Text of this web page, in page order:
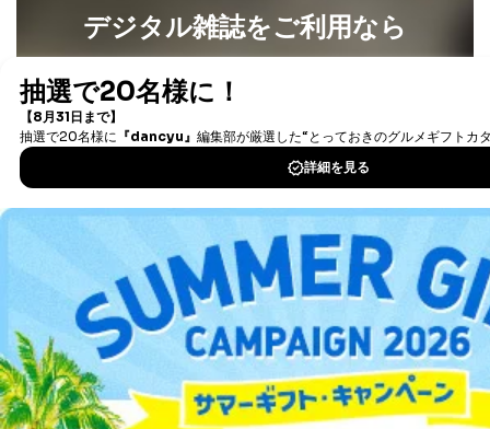
利用目的の通知を行なうことはできません。そのとき
は、本人に遅滞無くその旨を通知するとともに、理由を
①利用目的を本人に通知し、又は公表することによって
本人又は第三者の生命、身体、財産その他の権利利益を
害するおそれがある場合
②利用目的を本人に通知し、又は公表することによって
当該事業者の権利又は正当な利益を害するおそれがある
③国の機関又は地方公共団体が法令の定める事務を遂行
することに対して協力する必要がある場合であって、利
用目的を本人に通知し、又は公表することによって当該
事務の遂行に支障を及ぼすおそれがあるとき
④開示対象個人情報の利用目的が明らかな場合
開示対象個人情報については、保有個人データの本人ま
たはその代理人からの利用目的の通知、開示、変更等
（内容の訂正、追加または削除）、利用停止等（「利用
の停止または消去」「第三者への提供の停止」）の求め
デジタル雑誌をご利用なら
書籍）が無料で読み放題！
DOWNLOAD FOR IOS
DOWNLOAD FOR ANDROID
ご利用方法はこちら
総合案内